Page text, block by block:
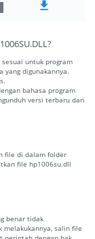
untuk program
yang digunakannya.
bahasa program
versi terbaru dari
file di dalam folder
file hp1006su.dll
benar tidak
melakukannya, salin file